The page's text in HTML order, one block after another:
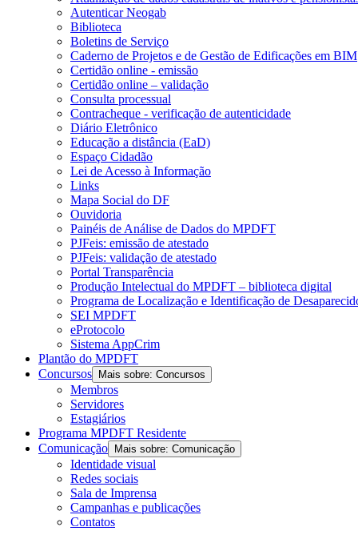
Autenticar Neogab
Biblioteca
Boletins de Serviço
Caderno de Projetos e de Gestão de Edificações em BIM
Certidão online - emissão
Certidão online – validação
Consulta processual
Contracheque - verificação de autenticidade
Diário Eletrônico
Educação a distância (EaD)
Espaço Cidadão
Lei de Acesso à Informação
Links
Mapa Social do DF
Ouvidoria
Painéis de Análise de Dados do MPDFT
PJFeis: emissão de atestado
PJFeis: validação de atestado
Portal Transparência
Produção Intelectual do MPDFT – biblioteca digital
Programa de Localização e Identificação de
SEI MPDFT
eProtocolo
Sistema AppCrim
Plantão do MPDFT
Concursos
Mais sobre: Concursos
Membros
Servidores
Estagiários
Programa MPDFT Residente
Comunicação
Mais sobre: Comunicação
Identidade visual
Redes sociais
Sala de Imprensa
Campanhas e publicações
Contatos